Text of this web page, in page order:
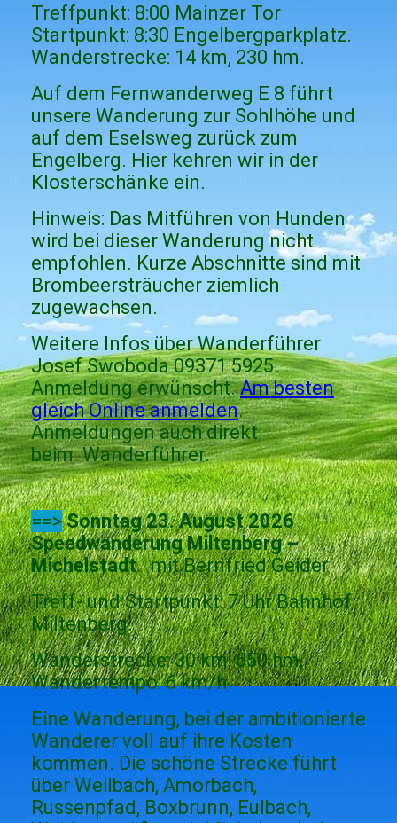
Treffpunkt: 8:00 Mainzer Tor
Startpunkt: 8:30 Engelbergparkplatz.
Wanderstrecke: 14 km, 230 hm.
Auf dem Fernwanderweg E 8 führt
unsere Wanderung zur Sohlhöhe und
auf dem Eselsweg zurück zum
Engelberg. Hier kehren wir in der
Klosterschänke ein.
Hinweis: Das Mitführen von Hunden
wird bei dieser Wanderung nicht
empfohlen. Kurze Abschnitte sind mit
Brombeersträucher ziemlich
zugewachsen.
Weitere Infos über Wanderführer
Josef Swoboda 09371 5925.
Anmeldung erwünscht.Am besten
gleich Online anmelden.
Anmeldungen auch direkt
beim Wanderführer.
==> Sonntag 23. August 2026
Speedwanderung Miltenberg –
Michelstadt. mit Bernfried Geider
Treff- und Startpunkt: 7 Uhr Bahnhof
Miltenberg.
Wanderstrecke: 30 km, 650 hm,
Wandertempo: 6 km/h
Eine Wanderung, bei der ambitionierte
Wanderer voll auf ihre Kosten
kommen. Die schöne Strecke führt
über Weilbach, Amorbach,
Russenpfad, Boxbrunn, Eulbach,